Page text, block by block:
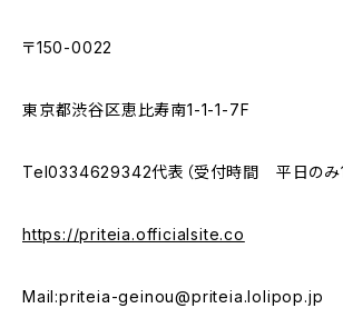
〒150-0022
東京都渋谷区恵比寿南1-1-1-7F
Tel0334629342代表（受付時間 平日のみ11
https://priteia.officialsite.co
Mail:priteia-geinou@priteia.lolipop.jp